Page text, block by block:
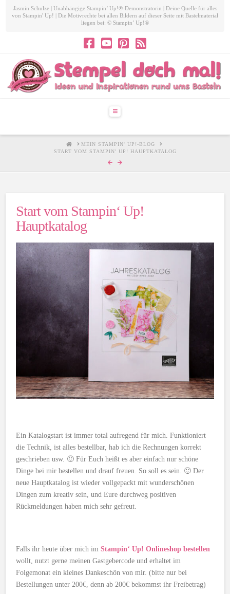
Jasmin Schulze | Unabhängige Stampin’ Up!®-Demonstratorin | Deine Quelle für alles
von Stampin' Up! | Die Motivrechte bei allen Bildern auf dieser Seite mit Bastelmaterial
liegen bei: © Stampin’ Up!®
Navigation
HOMEMEIN STAMPIN' UP!-BLOG
START VOM STAMPIN' UP! HAUPTKATALOG
Start vom Stampin‘ Up!
Hauptkatalog
Ein Katalogstart ist immer total aufregend für mich. Funktioniert
die Technik, ist alles bestellbar, hab ich die Rechnungen korrekt
geschrieben usw. 🙂 Für Euch heißt es aber einfach nur schöne
Dinge bei mir bestellen und drauf freuen. So soll es sein. 🙂 Der
neue Hauptkatalog ist wieder vollgepackt mit wunderschönen
Dingen zum kreativ sein, und Eure durchweg positiven
Rückmeldungen haben mich sehr gefreut.
Falls ihr heute über mich imStampin‘ Up! Onlineshop bestellen
wollt, nutzt gerne meinen Gastgebercode und erhaltet im
Folgemonat ein kleines Dankeschön von mir. (bitte nur bei
Bestellungen unter 200€, denn ab 200€ bekommst ihr Freibetrag)